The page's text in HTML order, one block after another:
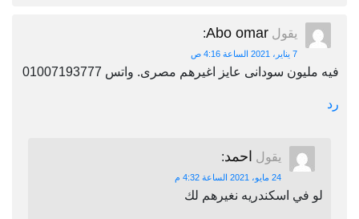
يقول Abo omar
:
7 يناير، 2021 الساعة 4:16 ص
فيه مليون سودانى عايز اغيرهم مصرى. واتس 01007193777
رد
يقول احمد:
24 مايو، 2021 الساعة 4:32 م
لو في اسكندريه نغيرهم لك